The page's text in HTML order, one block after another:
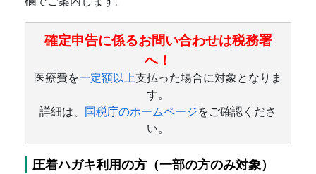
確定申告に係るお問い合わせは税務署
へ！
医療費を一定額以上支払った場合に対象となりま
す。
詳細は、 国税庁のホームページをご確認くださ
い。
圧着ハガキ利用の方（一部の方のみ対象）